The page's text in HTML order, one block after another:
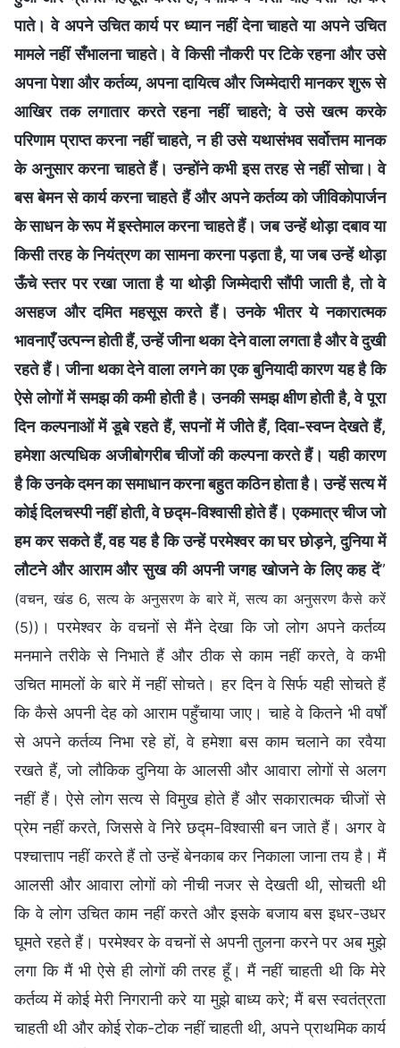
पाते। वे अपने उचित कार्य पर ध्यान नहीं देना चाहते या अपने उचित
मामले नहीं सँभालना चाहते। वे किसी नौकरी पर टिके रहना और उसे
अपना पेशा और कर्तव्य, अपना दायित्व और जिम्मेदारी मानकर शुरू से
आखिर तक लगातार करते रहना नहीं चाहते; वे उसे खत्म करके
परिणाम प्राप्त करना नहीं चाहते, न ही उसे यथासंभव सर्वोत्तम मानक
के अनुसार करना चाहते हैं। उन्होंने कभी इस तरह से नहीं सोचा। वे
बस बेमन से कार्य करना चाहते हैं और अपने कर्तव्य को जीविकोपार्जन
के साधन के रूप में इस्तेमाल करना चाहते हैं। जब उन्हें थोड़ा दबाव या
किसी तरह के नियंत्रण का सामना करना पड़ता है, या जब उन्हें थोड़ा
ऊँचे स्तर पर रखा जाता है या थोड़ी जिम्मेदारी सौंपी जाती है, तो वे
असहज और दमित महसूस करते हैं। उनके भीतर ये नकारात्मक
भावनाएँ उत्पन्न होती हैं, उन्हें जीना थका देने वाला लगता है और वे दुखी
रहते हैं। जीना थका देने वाला लगने का एक बुनियादी कारण यह है कि
ऐसे लोगों में समझ की कमी होती है। उनकी समझ क्षीण होती है, वे पूरा
दिन कल्पनाओं में डूबे रहते हैं, सपनों में जीते हैं, दिवा-स्वप्न देखते हैं,
हमेशा अत्यधिक अजीबोगरीब चीजों की कल्पना करते हैं। यही कारण
है कि उनके दमन का समाधान करना बहुत कठिन होता है। उन्हें सत्य में
कोई दिलचस्पी नहीं होती, वे छद्म-विश्वासी होते हैं। एकमात्र चीज जो
हम कर सकते हैं, वह यह है कि उन्हें परमेश्वर का घर छोड़ने, दुनिया में
लौटने और आराम और सुख की अपनी जगह खोजने के लिए कह दें”
(वचन, खंड 6, सत्य के अनुसरण के बारे में, सत्य का अनुसरण कैसे करें
(5)) । परमेश्वर के वचनों से मैंने देखा कि जो लोग अपने कर्तव्य
मनमाने तरीके से निभाते हैं और ठीक से काम नहीं करते, वे कभी
उचित मामलों के बारे में नहीं सोचते। हर दिन वे सिर्फ यही सोचते हैं
कि कैसे अपनी देह को आराम पहुँचाया जाए। चाहे वे कितने भी वर्षों
से अपने कर्तव्य निभा रहे हों, वे हमेशा बस काम चलाने का रवैया
रखते हैं, जो लौकिक दुनिया के आलसी और आवारा लोगों से अलग
नहीं हैं। ऐसे लोग सत्य से विमुख होते हैं और सकारात्मक चीजों से
प्रेम नहीं करते, जिससे वे निरे छद्म-विश्वासी बन जाते हैं। अगर वे
पश्चात्ताप नहीं करते हैं तो उन्हें बेनकाब कर निकाला जाना तय है। मैं
आलसी और आवारा लोगों को नीची नजर से देखती थी, सोचती थी
कि वे लोग उचित काम नहीं करते और इसके बजाय बस इधर-उधर
घूमते रहते हैं। परमेश्वर के वचनों से अपनी तुलना करने पर अब मुझे
लगा कि मैं भी ऐसे ही लोगों की तरह हूँ। मैं नहीं चाहती थी कि मेरे
कर्तव्य में कोई मेरी निगरानी करे या मुझे बाध्य करे; मैं बस स्वतंत्रता
चाहती थी और कोई रोक-टोक नहीं चाहती थी, अपने प्राथमिक कार्य